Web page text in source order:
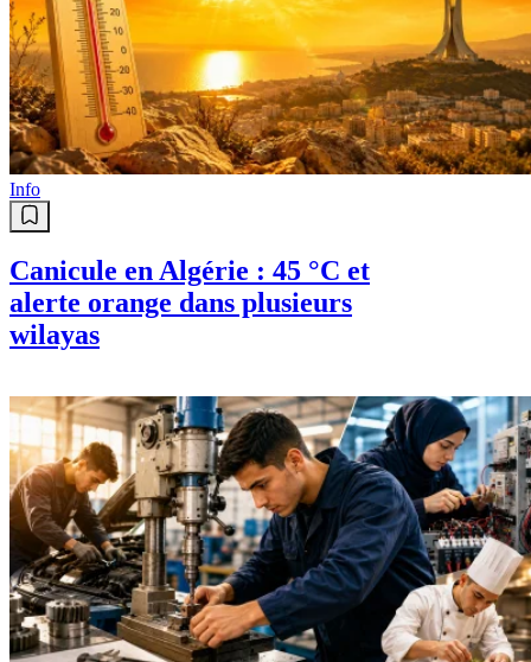
Info
Canicule en Algérie : 45 °C et
alerte orange dans plusieurs
wilayas